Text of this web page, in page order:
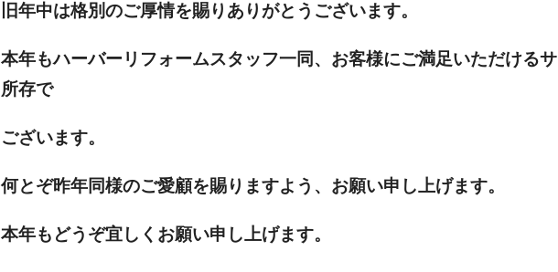
旧年中は格別のご厚情を賜りありがとうございます。
本年もハーバーリフォームスタッフ一同、お客様にご満足いただける
所存で
ございます。
何とぞ昨年同様のご愛顧を賜りますよう、お願い申し上げます。
本年もどうぞ宜しくお願い申し上げます。